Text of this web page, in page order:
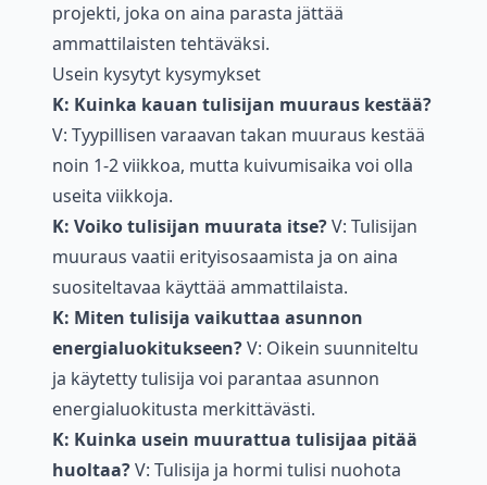
projekti, joka on aina parasta jättää
ammattilaisten tehtäväksi.
Usein kysytyt kysymykset
K: Kuinka kauan tulisijan muuraus kestää?
V: Tyypillisen varaavan takan muuraus kestää
noin 1-2 viikkoa, mutta kuivumisaika voi olla
useita viikkoja.
K: Voiko tulisijan muurata itse?V: Tulisijan
muuraus vaatii erityisosaamista ja on aina
suositeltavaa käyttää ammattilaista.
K: Miten tulisija vaikuttaa asunnon
energialuokitukseen?V: Oikein suunniteltu
ja käytetty tulisija voi parantaa asunnon
energialuokitusta merkittävästi.
K: Kuinka usein muurattua tulisijaa pitää
huoltaa?V: Tulisija ja hormi tulisi nuohota